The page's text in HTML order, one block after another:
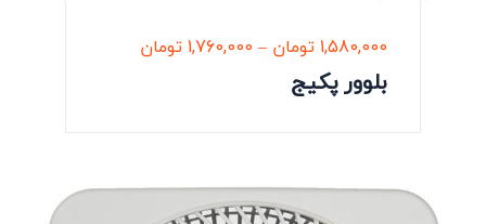
1,580,000تومان –
1,760,000تومان
بلوور پکیج